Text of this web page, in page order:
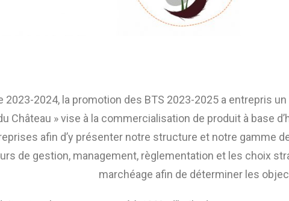
2023-2024, la promotion des BTS 2023-2025 a entrepris
Château » vise à la commercialisation de produit à base
afin d’y présenter notre structure et notre gamme
de gestion, management, règlementation et les choix
marchéage afin de déterminer les